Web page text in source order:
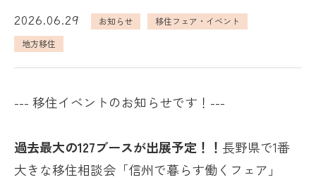
2026.06.29 お知らせ
移住フェア・イベント
地方移住
--- 移住イベントのお知らせです！---
過去最大の127ブースが出展予定！！ 長野県で1番
大きな移住相談会「信州で暮らす働くフェア」